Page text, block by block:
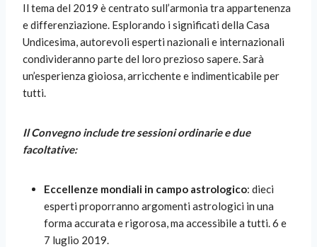
Il tema del 2019 è centrato sull’armonia tra appartenenza
e differenziazione. Esplorando i significati della Casa
Undicesima, autorevoli esperti nazionali e internazionali
condivideranno parte del loro prezioso sapere. Sarà
un’esperienza gioiosa, arricchente e indimenticabile per
tutti.
Il Convegno include tre sessioni ordinarie e due
facoltative:
Eccellenze mondiali in campo astrologico: dieci
esperti proporranno argomenti astrologici in una
forma accurata e rigorosa, ma accessibile a tutti. 6 e
7 luglio 2019.